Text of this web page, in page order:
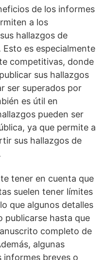
de los informes
a los
hallazgos de
es especialmente
competitivas, donde
sus hallazgos
ser superados por
es útil en
pueden ser
ya que permite a
sus hallazgos de
tener en cuenta que
suelen tener límites
que algunos detalles
publicarse hasta que
completo de
algunas
informes breves o